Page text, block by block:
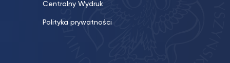
Centralny Wydruk
Polityka prywatności